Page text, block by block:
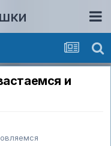
и